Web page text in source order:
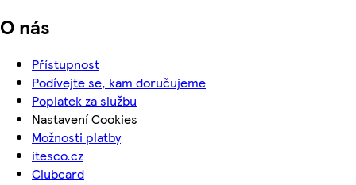
O nás
Přístupnost
Podívejte se, kam doručujeme
Poplatek za službu
Nastavení Cookies
Možnosti platby
itesco.cz
Clubcard